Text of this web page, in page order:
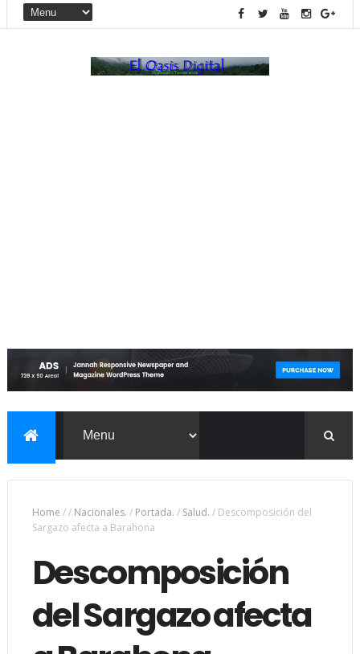
Home // Nacionales. / Portada. / Salud. / Descomposición del
Sargazo afecta a Barahona
Descomposición
del Sargazo afecta